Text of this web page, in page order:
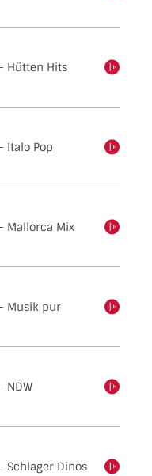
Hütten Hits
einschalten
Italo Pop
einschalten
Mallorca Mix
einschalten
Musik pur
einschalten
NDWeinschalten
Schlager Dinos
einschalten